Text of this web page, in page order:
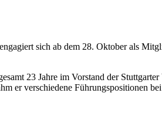
sich ab dem 28. Oktober als
23 Jahre im Vorstand der
er verschiedene Führungspositionen